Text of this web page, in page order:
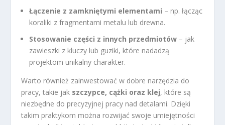
Łączenie z zamkniętymi elementami – np. łącząc
koraliki z fragmentami metalu lub drewna.
Stosowanie części z innych przedmiotów – jak
zawieszki z kluczy lub guziki, które nadadzą
projektom unikalny charakter.
Warto również zainwestować w dobre narzędzia do
pracy, takie jak szczypce, cążki oraz klej, które są
niezbędne do precyzyjnej pracy nad detalami. Dzięki
takim praktykom można rozwijać swoje umiejętności